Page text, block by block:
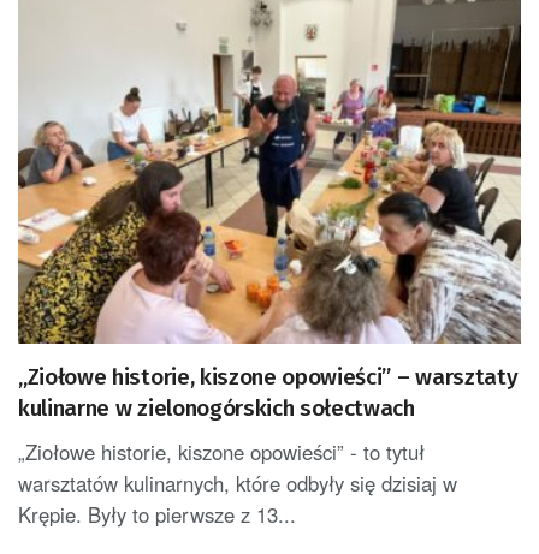
„Ziołowe historie, kiszone opowieści” – warsztaty
kulinarne w zielonogórskich sołectwach
„Ziołowe historie, kiszone opowieści” - to tytuł
warsztatów kulinarnych, które odbyły się dzisiaj w
Krępie. Były to pierwsze z 13...